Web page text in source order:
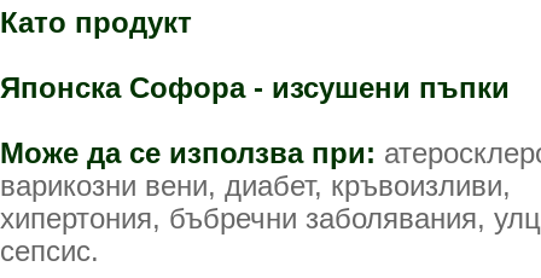
Като продукт
Японска Софора - изсушени пъпки
Може да се използва при:
варикозни вени, диабет, кръвоизливи,
хипертония, бъбречни заболявания,
сепсис.